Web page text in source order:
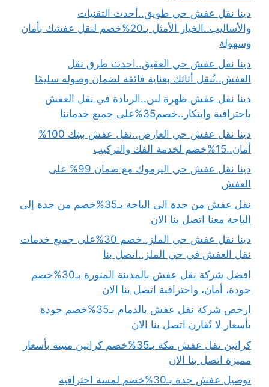
دينا نقل عفش حي طويق..أحدث التقنيات
والأساليب..الخيار الأمثل بـ20%خصم لنقل عفشك بأمان
وسهولة
دينا نقل عفش حي العقيق..احدث طرق نقل
العفش..نُنقل أثاثك بعناية فائقة لضمان وصوله سليمًا
دينا نقل عفش ظهرة لبن..الريادة في نقل العفش
باحترافية وابتكار..خصم35%على جميع خدماتنا
دينا نقل عفش حي العارض..نقل عفش بيتك 100%
أمان..15%خصم لخدمة الفك والتركيب
دينا نقل عفش حي اليرموك مع ضمان 99% على
العفش
نقل عفش من جدة الى الباحة بـ35%خصم من جدة إلى
الباحة معنا اتصل بنا الان
دينا نقل عفش حي الملز..خصم 30%على جميع خدمات
نقل العفش في حي الملز..اتصل بنا
افضل شركة نقل عفش بالمدينة المنورة بـ30%خصم
جودة، أمان، واحترافية اتصل بنا الان
ارخص شركة نقل عفش بالدمام بـ35%خصم جودة
بأسعار لا تُقارن اتصل بنا الان
كراتين نقل عفش مكة بـ35%خصم كراتين متينة بأسعار
مميزة اتصل بنا الان
توصيل عفش جدة بـ30%خصم لمسة احترافية